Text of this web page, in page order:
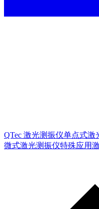
QTec 激光测振仪单点式激
微式激光测振仪特殊应用